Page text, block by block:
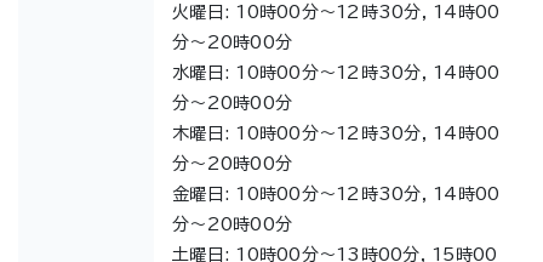
火曜日: 10時00分～12時30分, 14時00
分～20時00分
水曜日: 10時00分～12時30分, 14時00
分～20時00分
木曜日: 10時00分～12時30分, 14時00
分～20時00分
金曜日: 10時00分～12時30分, 14時00
分～20時00分
土曜日: 10時00分～13時00分, 15時00